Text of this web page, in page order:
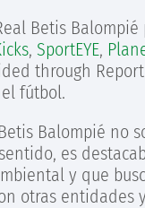
Betis
, SportEYE,
through
fútbol.
Balompié
es
y que
otras entidades